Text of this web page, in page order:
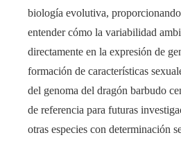
biología evolutiva,
entender cómo la variabilidad
directamente en la expresión de
formación de características
del genoma del dragón barbudo
de referencia para futuras
otras especies con determinación